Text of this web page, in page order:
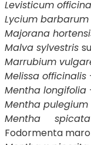
Levisticum
Lycium barbarum
Majorana
Malva sylvestris
Marrubium
Melissa officinalis
Mentha longifolia
Mentha
Mentha spicata
Fodormenta